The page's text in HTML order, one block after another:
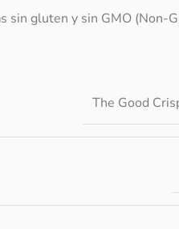
sin gluten y sin GMO (Non-
The Good